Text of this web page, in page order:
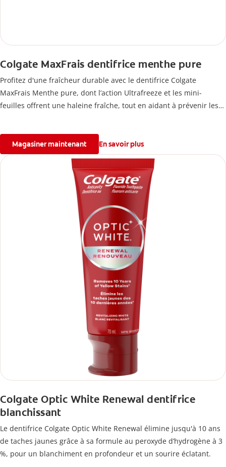
Colgate MaxFrais dentifrice menthe pure
Profitez d'une fraîcheur durable avec le dentifrice Colgate
MaxFrais Menthe pure, dont l’action Ultrafreeze et les mini-
feuilles offrent une haleine fraîche, tout en aidant à prévenir les
Magasiner maintenant En savoir plus
Colgate Optic White Renewal dentifrice
blanchissant
Le dentifrice Colgate Optic White Renewal élimine jusqu'à 10 ans
de taches jaunes grâce à sa formule au peroxyde d’hydrogène à 3
%, pour un blanchiment en profondeur et un sourire éclatant.